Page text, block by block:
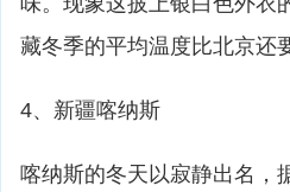
藏冬季的平均温度比北京
4、新疆喀纳斯
喀纳斯的冬天以寂静出名，